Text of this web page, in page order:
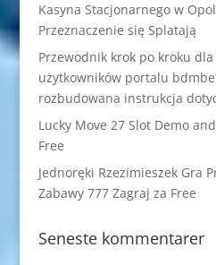
Kasyna Stacjonarnego w
Przeznaczenie się Splatają
Przewodnik krok po kroku
użytkowników portalu
rozbudowana instrukcja
Lucky Move 27 Slot Demo
Free
Jednoręki Rzezimieszek Gra
Zabawy 777 Zagraj za Free
Seneste kommentarer